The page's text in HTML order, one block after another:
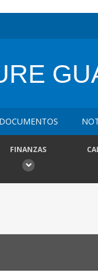
DOCUMENTOS
FINANZAS